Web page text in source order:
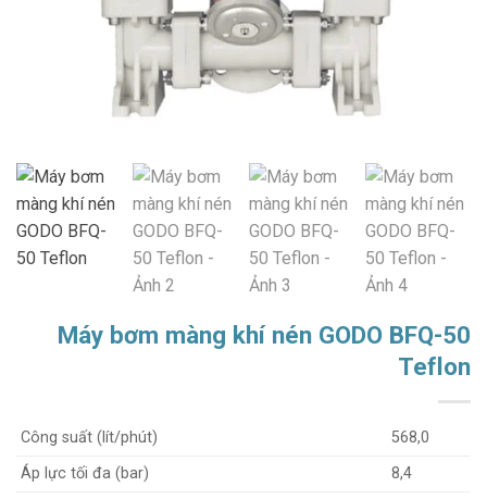
Máy bơm màng khí nén GODO BFQ-50
Teflon
Công suất (lít/phút)
568,0
Áp lực tối đa (bar)
8,4